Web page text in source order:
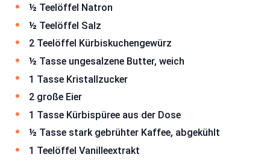
½ Teelöffel Natron
½ Teelöffel Salz
2 Teelöffel Kürbiskuchengewürz
½ Tasse ungesalzene Butter, weich
1 Tasse Kristallzucker
2 große Eier
1 Tasse Kürbispüree aus der Dose
½ Tasse stark gebrühter Kaffee, abgekühlt
1 Teelöffel Vanilleextrakt